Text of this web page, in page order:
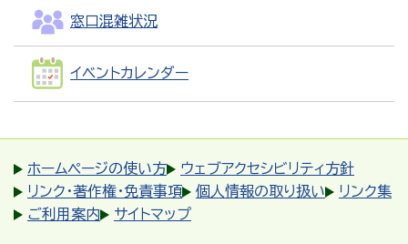
窓口混雑状況
イベントカレンダー
ホームページの使い方
ウェブアクセシビリティ方針
リンク・著作権・免責事項
個人情報の取り扱い
リンク集
ご利用案内
サイトマップ